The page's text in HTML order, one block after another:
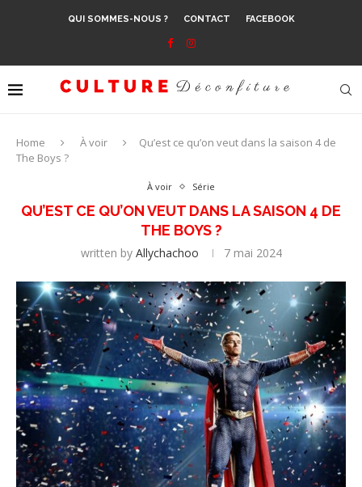
QUI SOMMES-NOUS ? CONTACT FACEBOOK
Home À voir
Qu’est ce qu’on veut dans la saison 4 de
The Boys ?
À voir Série
QU’EST CE QU’ON VEUT DANS LA SAISON 4 DE
THE BOYS ?
written by Allychachoo 7 mai 2024